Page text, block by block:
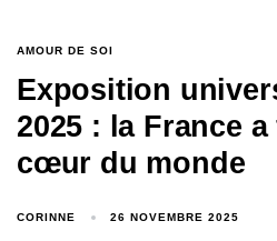
AMOUR DE SOI
Exposition
2025 : la France
cœur du monde
CORINNE 26 NOVEMBRE 2025